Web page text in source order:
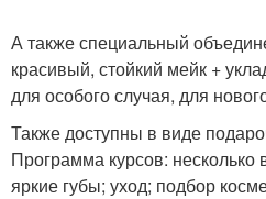
А также специальный
красивый, стойкий мейк +
для особого случая, для
Также доступны в виде
Программа курсов: несколько
яркие губы; уход; подбор